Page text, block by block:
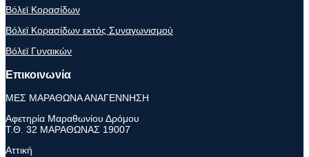
Βόλεϊ Κορασίδων
Βόλεϊ Κορασίδων εκτός Συναγωνισμού
Βόλεϊ Γυναικών
Επικοινωνία
ΜΕΣ ΜΑΡΑΘΩΝΑ ΑΝΑΓΕΝΝΗΣΗ
Αφετηρία Μαραθωνίου Δρόμου
Τ.Θ. 32 ΜΑΡΑΘΩΝΑΣ 19007
Αττική